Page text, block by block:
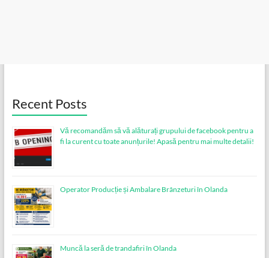
Recent Posts
Vă recomandăm să vă alăturați grupului de facebook pentru a
fi la curent cu toate anunțurile! Apasă pentru mai multe detalii!
Operator Producție și Ambalare Brânzeturi în Olanda
Muncă la seră de trandafiri în Olanda